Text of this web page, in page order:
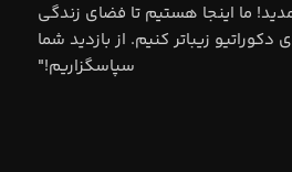
ما اینجا هستیم تا فضای زندگی
دکوراتیو زیباتر کنیم. از بازدید شما
سپاسگزاریم!"